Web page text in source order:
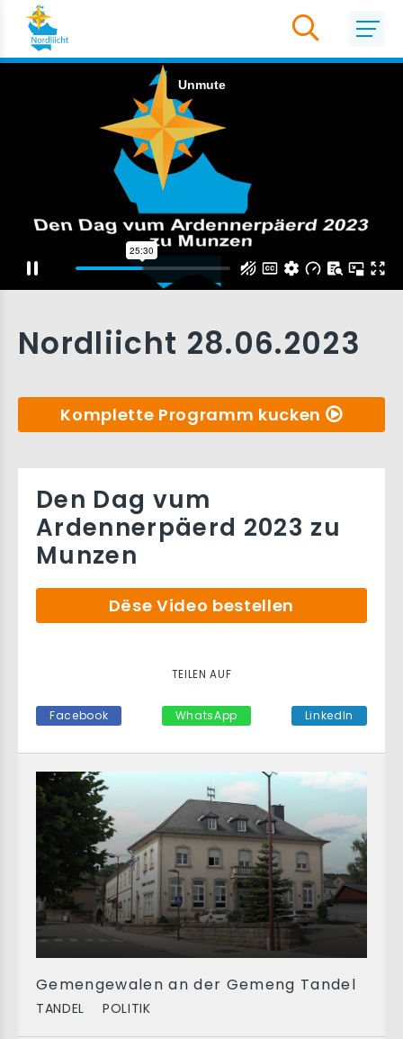
Nordliicht 28.06.2023
Komplette Programm kucken
Gemengewalen an der Gemeng Tandel
TANDEL POLITIK
Den Dag vum
Ardennerpäerd 2023 zu
Munzen
Dëse Video bestellen
TEILEN AUF
Facebook WhatsApp LinkedIn